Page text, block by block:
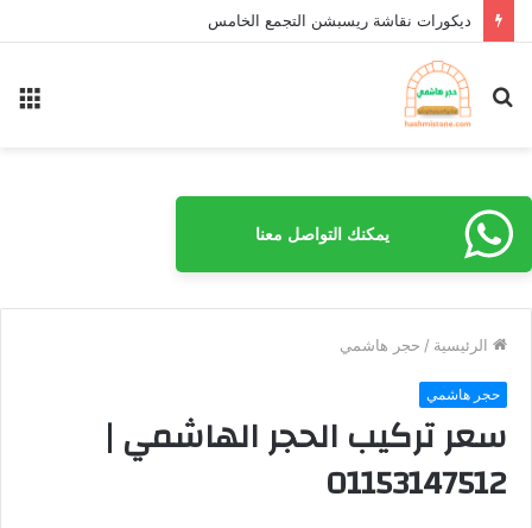
ديكورات نقاشة ريسبشن التجمع الخامس
بحث
عن
يمكنك التواصل معنا
الرئيسية / حجر هاشمي
حجر هاشمي
سعر تركيب الحجر الهاشمي |
01153147512